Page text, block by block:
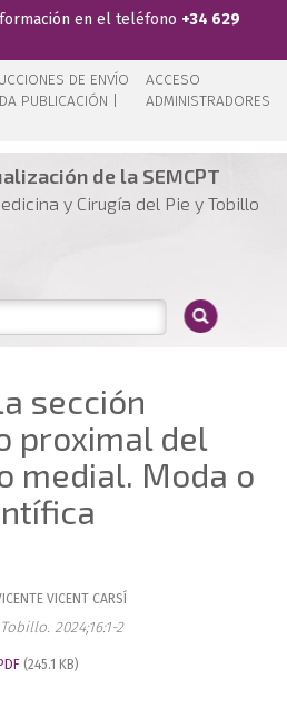
en el teléfono +34 629
DE ENVÍO
PUBLICACIÓN |
ACCESO
ADMINISTRADORES
de la SEMCPT
y Cirugía del Pie y Tobillo
sección
proximal del
medial. Moda o
VICENT CARSÍ
2024;16:1-2
PDF (245.1 KB)